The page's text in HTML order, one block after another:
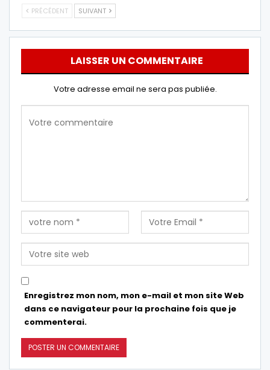
PRÉCÉDENT SUIVANT
LAISSER UN COMMENTAIRE
Votre adresse email ne sera pas publiée.
Enregistrez mon nom, mon e-mail et mon site Web
dans ce navigateur pour la prochaine fois que je
commenterai.